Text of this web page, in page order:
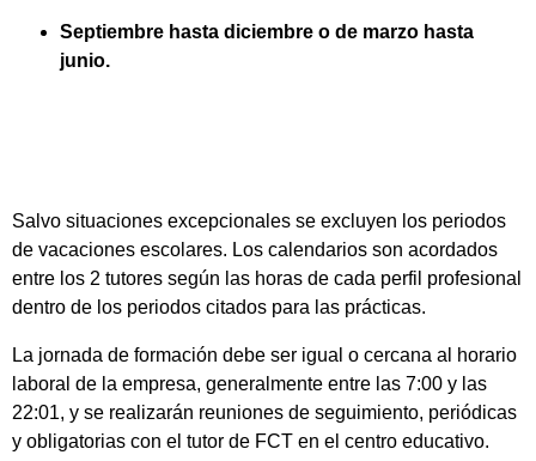
Septiembre hasta diciembre o de marzo hasta
junio.
Salvo situaciones excepcionales se excluyen los periodos
de vacaciones escolares. Los calendarios son acordados
entre los 2 tutores según las horas de cada perfil profesional
dentro de los periodos citados para las prácticas.
La jornada de formación debe ser igual o cercana al horario
laboral de la empresa, generalmente entre las 7:00 y las
22:01, y se realizarán reuniones de seguimiento, periódicas
y obligatorias con el tutor de FCT en el centro educativo.